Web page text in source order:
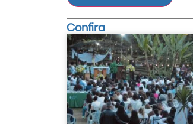
Confira